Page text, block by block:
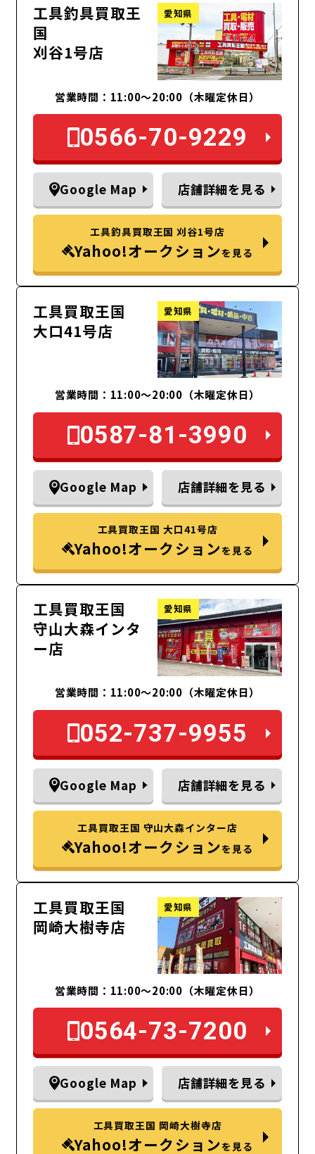
工具釣具買取王
国
刈谷1号店
愛知県
営業時間：11:00～20:00（木曜定休日）
0566-70-9229
Google Map 店舗詳細を見る
工具釣具買取王国 刈谷1号店
Yahoo!オークションを見る
工具買取王国
大口41号店
愛知県
営業時間：11:00～20:00（木曜定休日）
0587-81-3990
Google Map 店舗詳細を見る
工具買取王国 大口41号店
Yahoo!オークションを見る
工具買取王国
守山大森インタ
ー店
愛知県
営業時間：11:00～20:00（木曜定休日）
052-737-9955
Google Map 店舗詳細を見る
工具買取王国 守山大森インター店
Yahoo!オークションを見る
工具買取王国
岡崎大樹寺店
愛知県
営業時間：11:00～20:00（木曜定休日）
0564-73-7200
Google Map 店舗詳細を見る
工具買取王国 岡崎大樹寺店
Yahoo!オークションを見る